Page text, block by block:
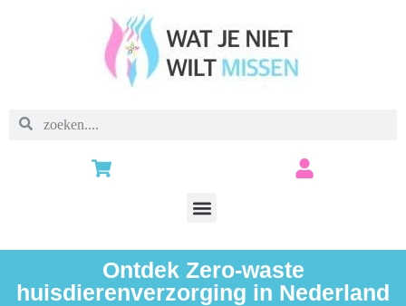
Ontdek Zero-waste
huisdierenverzorging in Nederland